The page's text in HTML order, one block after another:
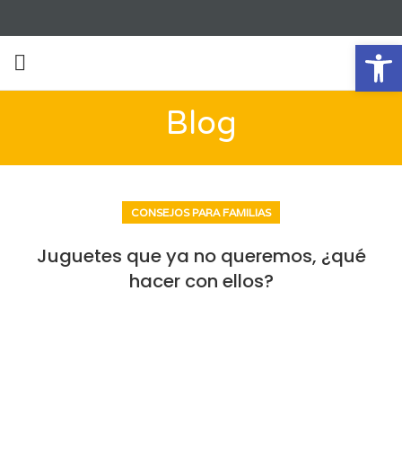
Blog
CONSEJOS PARA FAMILIAS
Juguetes que ya no queremos, ¿qué
hacer con ellos?